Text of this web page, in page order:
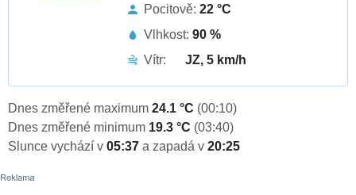
Pocitově: 22 °C
Vlhkost: 90 %
Vítr:
JZ, 5 km/h
Dnes změřené maximum 24.1 °C (00:10)
Dnes změřené minimum 19.3 °C (03:40)
Slunce vychází v 05:37 a zapadá v 20:25